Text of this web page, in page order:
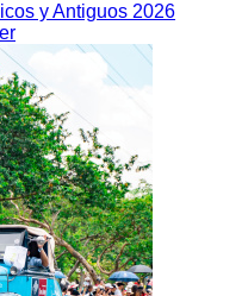
y Antiguos 2026